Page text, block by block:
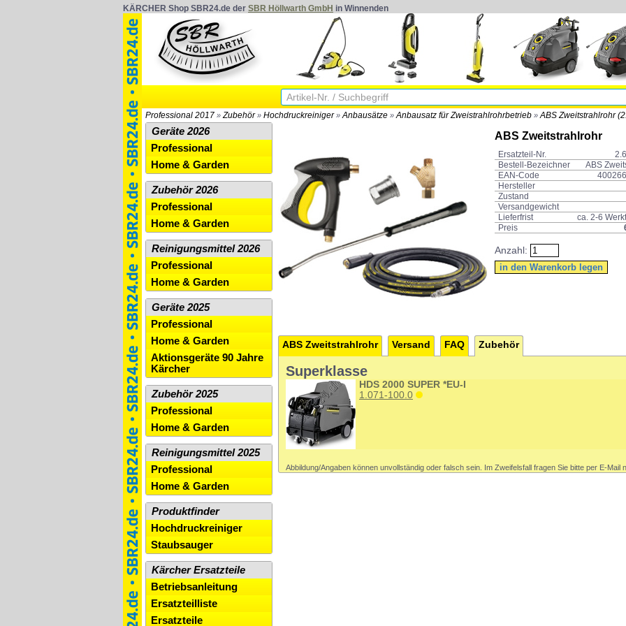
KÄRCHER Shop SBR24.de der SBR Höllwarth GmbH in Winnenden
Professional 2017 » Zubehör» Hochdruckreiniger» Anbausätze » Anbausatz für Zweistrahlrohrbetrieb » ABS Zweitstrahlrohr
ABS Zweitstrahlrohr
Ersatzteil-Nr.
Bestell-Bezeichner
ABS
EAN-Code
Hersteller
Zustand
Versandgewicht
Lieferfrist
ca. 2-6
Preis
Anzahl:
ABS Zweitstrahlrohr Versand FAQ Zubehör
Superklasse
HDS 2000 SUPER *EU-I
1.071-100.0
Abbildung/Angaben können unvollständig oder falsch sein. Im Zweifelsfall fragen Sie bitte per E-Mail
Geräte 2026
Professional
Home & Garden
Zubehör 2026
Professional
Home & Garden
Reinigungsmittel 2026
Professional
Home & Garden
Geräte 2025
Professional
Home & Garden
Aktionsgeräte 90 Jahre
Kärcher
Zubehör 2025
Professional
Home & Garden
Reinigungsmittel 2025
Professional
Home & Garden
Produktfinder
Hochdruckreiniger
Staubsauger
Kärcher Ersatzteile
Betriebsanleitung
Ersatzteilliste
Ersatzteile